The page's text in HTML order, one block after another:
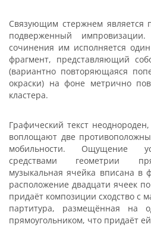
Связующим стержнем является
подверженный
сочинения им исполняется
фрагмент, представляющий
(вариантно повторяющаяся
окраски) на фоне метрично
кластера.
Графический текст
воплощают две
мобильности. Ощущение
средствами геометрии
музыкальная ячейка вписана в
расположение двадцати ячеек
придаёт композиции сходство с
партитура, размещённая на
прямоугольником, что придаёт